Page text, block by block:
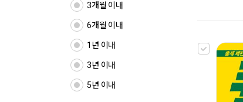
3개월 이내
6개월 이내
1년 이내
3년 이내
5년 이내